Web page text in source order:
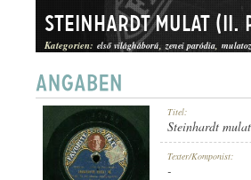
NÓTAEGYVELEG
Steinhardt mulat (II.
Kategorien: első világháború zenei paródia
Titel:
Steinhardt
Texter/Komponist:
-